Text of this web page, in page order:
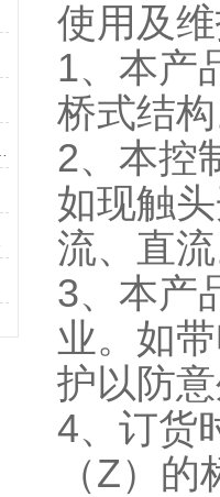
使用及
1、本产
桥式结
2、本控
如现触
流、直
3、本产
业。如
护以防
4、订货
（Z）